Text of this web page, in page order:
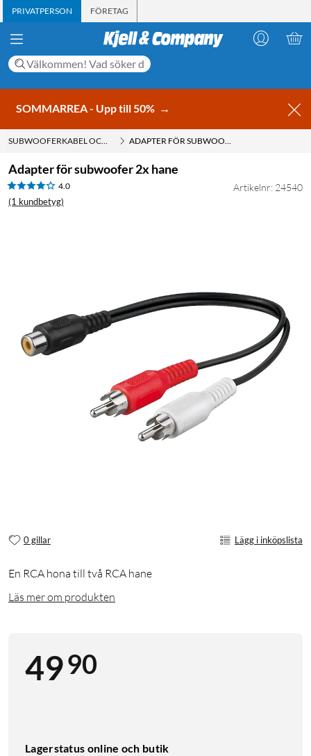
PRIVATPERSON FÖRETAG
SOMMARREA - Upp till 50% →
SUBWOOFERKABEL OCH SUB-BAS KABEL ADAPTER FÖR SUBWOOFER 2X HANE
Adapter för subwoofer 2x hane
4.0
(1 kundbetyg)
Artikelnr: 24540
0 gillar Lägg i inköpslista
En RCA hona till två RCA hane
Läs mer om produkten
4990
Lagerstatus online och butik